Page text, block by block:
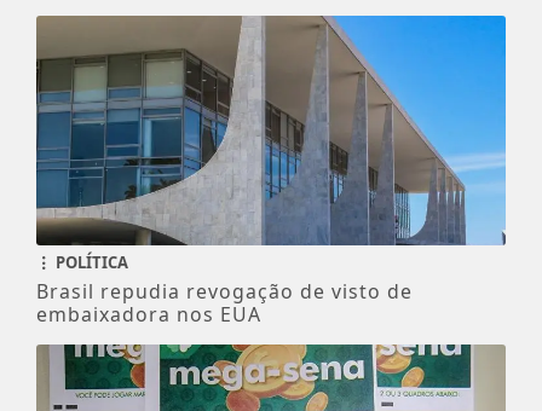
POLÍTICA
Brasil repudia revogação de visto de
embaixadora nos EUA